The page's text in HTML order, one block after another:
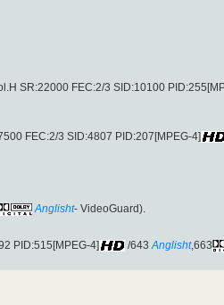
SR:22000 FEC:2/3 SID:10100
FEC:2/3 SID:4807 PID:207[MPEG-4]
Anglisht- VideoGuard).
PID:515[MPEG-4] /643 Anglisht,663